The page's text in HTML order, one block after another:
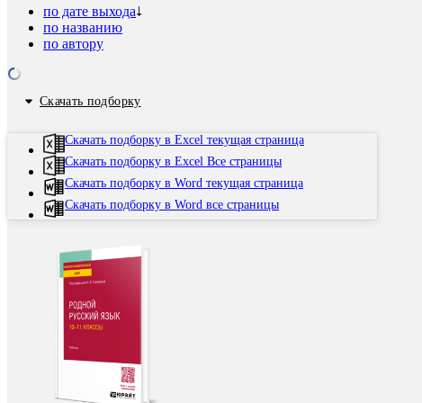
по дате выхода
по названию
по автору
Скачать подборку
Скачать подборку в Excel текущая страница
Скачать подборку в Excel Все страницы
Скачать подборку в Word текущая страница
Скачать подборку в Word все страницы